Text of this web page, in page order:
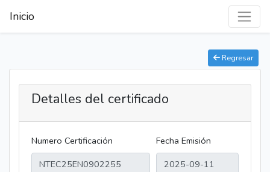
Inicio
Regresar
Detalles del certificado
Numero Certificación Fecha Emisión